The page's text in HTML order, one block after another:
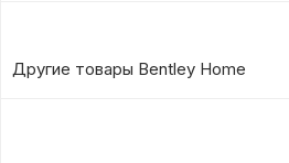
Другие товары Bentley Home